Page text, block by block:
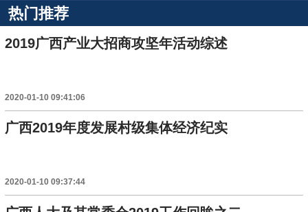
热门推荐
2019广西产业大招商攻坚年活动综述
2020-01-10 09:41:06
广西2019年度发展村级集体经济纪实
2020-01-10 09:37:44